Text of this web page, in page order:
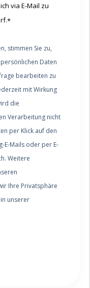
via E-Mail zu
*
stimmen Sie zu,
Daten
bearbeiten zu
mit Wirkung
die
Verarbeitung nicht
per Klick auf den
E-Mails oder per E-
Weitere
Ihre Privatsphäre
unserer